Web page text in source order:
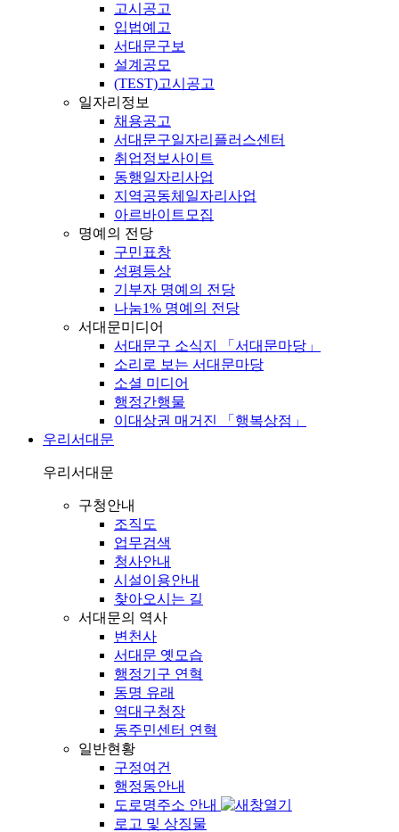
고시공고
입법예고
서대문구보
설계공모
(TEST)고시공고
일자리정보
채용공고
서대문구일자리플러스센터
취업정보사이트
동행일자리사업
지역공동체일자리사업
아르바이트모집
명예의 전당
구민표창
성평등상
기부자 명예의 전당
나눔1% 명예의 전당
서대문미디어
서대문구 소식지 「서대문마당」
소리로 보는 서대문마당
소셜 미디어
행정간행물
이대상권 매거진 「행복상점」
우리서대문
우리서대문
구청안내
조직도
업무검색
청사안내
시설이용안내
찾아오시는 길
서대문의 역사
변천사
서대문 옛모습
행정기구 연혁
동명 유래
역대구청장
동주민센터 연혁
일반현황
구정여건
행정동안내
도로명주소 안내
로고 및 상징물